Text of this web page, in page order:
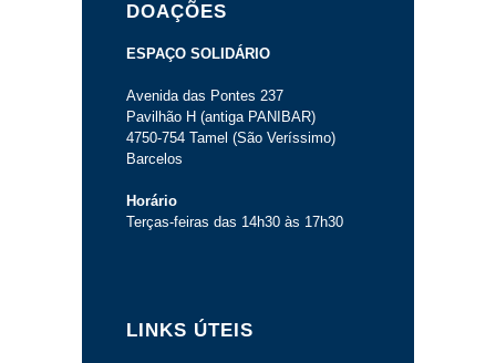
DOAÇÕES
ESPAÇO SOLIDÁRIO
Avenida das Pontes 237
Pavilhão H (antiga PANIBAR)
4750-754 Tamel (São Veríssimo)
Barcelos
Horário
Terças-feiras das 14h30 às 17h30
LINKS ÚTEIS